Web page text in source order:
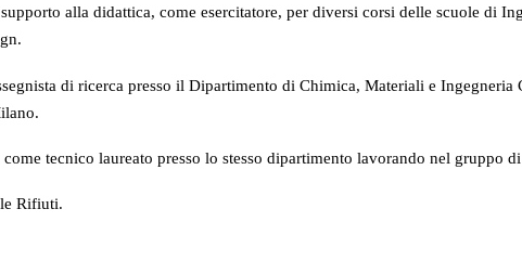
alla didattica, come esercitatore, per diversi corsi delle scuole di
di ricerca presso il Dipartimento di Chimica, Materiali e Ingegneria
tecnico laureato presso lo stesso dipartimento lavorando nel gruppo
Rifiuti.